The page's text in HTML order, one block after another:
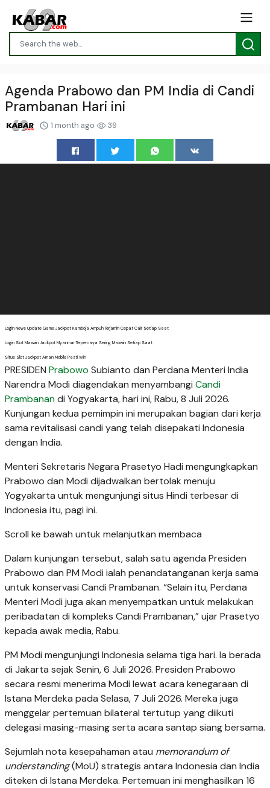
Agenda Prabowo dan PM India di Candi
Prambanan Hari ini
1 month ago 39
Login News Update Game Jackpot Kamboja Ampuh Terjamin Cepat Cair Setiap Saat
Login Slot Maxwin Jackpot Myanmar Terpercaya Sering Maxwin Setiap Saat
Situs Slot Jackpot Aman Mobile Pasti Win
PRESIDEN Prabowo Subianto dan Perdana Menteri India
Narendra Modi diagendakan menyambangi Candi
Prambanandi Yogyakarta, hari ini, Rabu, 8 Juli 2026.
Kunjungan kedua pemimpin ini merupakan bagian dari kerja
sama revitalisasi candi yang telah disepakati Indonesia
dengan India.
Menteri Sekretaris Negara Prasetyo Hadi mengungkapkan
Prabowo dan Modi dijadwalkan bertolak menuju
Yogyakarta untuk mengunjungi situs Hindi terbesar di
Indonesia itu, pagi ini.
Scroll ke bawah untuk melanjutkan membaca
Dalam kunjungan tersebut, salah satu agenda Presiden
Prabowo dan PM Modi ialah penandatanganan kerja sama
untuk konservasi Candi Prambanan. “Selain itu, Perdana
Menteri Modi juga akan menyempatkan untuk melakukan
peribadatan di kompleks Candi Prambanan,” ujar Prasetyo
kepada awak media, Rabu.
PM Modi mengunjungi Indonesia selama tiga hari. Ia berada
di Jakarta sejak Senin, 6 Juli 2026. Presiden Prabowo
secara resmi menerima Modi lewat acara kenegaraan di
Istana Merdeka pada Selasa, 7 Juli 2026. Mereka juga
menggelar pertemuan bilateral tertutup yang diikuti
delegasi masing-masing serta acara santap siang bersama.
Sejumlah nota kesepahaman atau memorandum of
understanding(MoU) strategis antara Indonesia dan India
diteken di Istana Merdeka. Pertemuan ini menghasilkan 16